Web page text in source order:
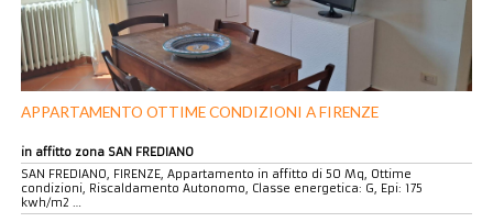
APPARTAMENTO OTTIME CONDIZIONI A FIRENZE
in affitto zona SAN FREDIANO
SAN FREDIANO, FIRENZE, Appartamento in affitto di 50 Mq, Ottime
condizioni, Riscaldamento Autonomo, Classe energetica: G, Epi: 175
kwh/m2 …